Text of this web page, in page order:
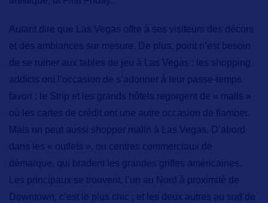
Autant dire que Las Vegas offre à ses visiteurs des décors
et des ambiances sur mesure. De plus, point n’est besoin
de se ruiner aux tables de jeu à Las Vegas : les shopping
addicts ont l’occasion de s’adonner à leur passe-temps
favori : le Strip et les grands hôtels regorgent de « malls »
où les cartes de crédit ont une autre occasion de flamber.
Mais on peut aussi shopper malin à Las Vegas. D’abord
dans les « outlets », ou centres commerciaux de
démarque, qui bradent les grandes griffes américaines.
Les principaux se trouvent, l’un au Nord à proximité de
Downtown, c’est le plus chic ; et les deux autres au sud de